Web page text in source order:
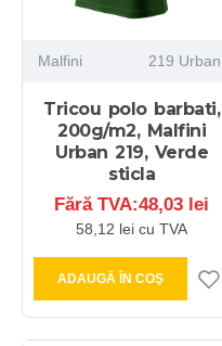
Malfini 219 Urban
Tricou polo barbati,
200g/m2, Malfini
Urban 219, Verde
sticla
Fără TVA:48,03 lei
58,12 lei cu TVA
ADAUGĂ ÎN COŞ